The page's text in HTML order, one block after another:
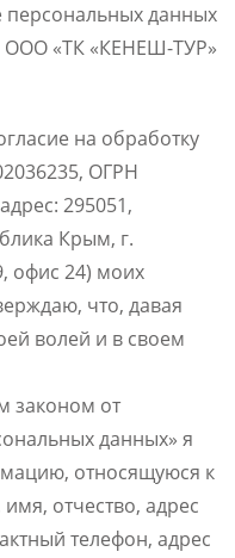
данных
ООО «ТК «КЕНЕШ-ТУР»
на обработку
ОГРН
295051,
Крым, г.
офис 24) моих
что, давая
волей и в своем
законом от
данных» я
относящуюся к
отчество, адрес
телефон, адрес